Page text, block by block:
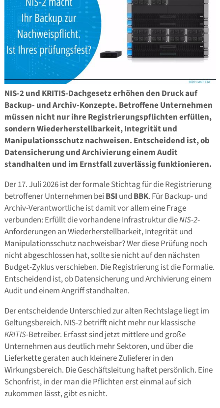
NIS-2 und KRITIS-Dachgesetz erhöhen den Druck auf
Backup- und Archiv-Konzepte. Betroffene Unternehmen
müssen nicht nur ihre Registrierungspflichten erfüllen,
sondern Wiederherstellbarkeit, Integrität und
Manipulationsschutz nachweisen. Entscheidend ist, ob
Datensicherung und Archivierung einem Audit
standhalten und im Ernstfall zuverlässig funktionieren.
Der 17. Juli 2026 ist der formale Stichtag für die Registrierung
betroffener Unternehmen bei BSI und BBK. Für Backup- und
Archiv-Verantwortliche ist damit vor allem eine Frage
verbunden: Erfüllt die vorhandene Infrastruktur dieNIS-2-
Anforderungen an Wiederherstellbarkeit, Integrität und
Manipulationsschutz nachweisbar? Wer diese Prüfung noch
nicht abgeschlossen hat, sollte sie nicht auf den nächsten
Budget-Zyklus verschieben. Die Registrierung ist die Formalie.
Entscheidend ist, ob Datensicherung und Archivierung einem
Audit und einem Angriff standhalten.
Der entscheidende Unterschied zur alten Rechtslage liegt im
Geltungsbereich. NIS-2 betrifft nicht mehr nur klassische
KRITIS-Betreiber. Erfasst sind jetzt mittlere und große
Unternehmen aus deutlich mehr Sektoren, und über die
Lieferkette geraten auch kleinere Zulieferer in den
Wirkungsbereich. Die Geschäftsleitung haftet persönlich. Eine
Schonfrist, in der man die Pflichten erst einmal auf sich
zukommen lässt, gibt es nicht.